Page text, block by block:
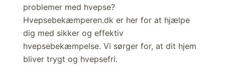
problemer med hvepse?
Hvepsebekæmperen.dk er her for at hjælpe
dig med sikker og effektiv
hvepsebekæmpelse. Vi sørger for, at dit hjem
bliver trygt og hvepsefri.